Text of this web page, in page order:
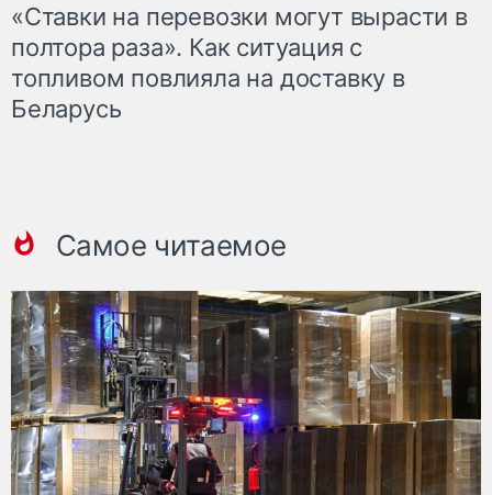
«Ставки на перевозки могут вырасти в
полтора раза». Как ситуация с
топливом повлияла на доставку в
Беларусь
Самое читаемое